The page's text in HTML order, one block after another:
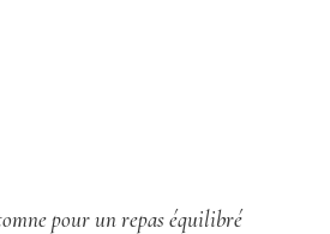
pour un repas équilibré